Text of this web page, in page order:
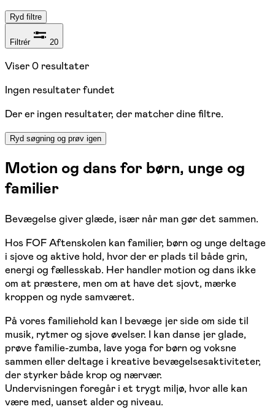
Ryd filtre
Filtrér 20
Viser0 resultater
Ingen resultater fundet
Der er ingen resultater, der matcher dine filtre.
Ryd søgning og prøv igen
Motion og dansfor børn, unge og
familier
Bevægelse giver glæde, især når man gør det sammen.
Hos FOF Aftenskolen kan familier, børn og unge deltage
i sjove og aktive hold, hvor der er plads til både grin,
energi og fællesskab. Her handler motion og dans ikke
om at præstere, men om at have det sjovt, mærke
kroppen og nyde samværet.
På vores familiehold kan I bevæge jer side om side til
musik, rytmer og sjove øvelser. I kan danse jer glade,
prøve familie-zumba, lave yoga for børn og voksne
sammen eller deltage i kreative bevægelsesaktiviteter,
der styrker både krop og nærvær.
Undervisningen foregår i et trygt miljø, hvor alle kan
være med, uanset alder og niveau.